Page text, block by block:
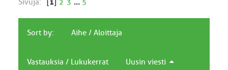
Sivuja: [1] 2 3 ... 5
Sort by: Aihe/ Aloittaja
Vastauksia / Lukukerrat Uusin viesti